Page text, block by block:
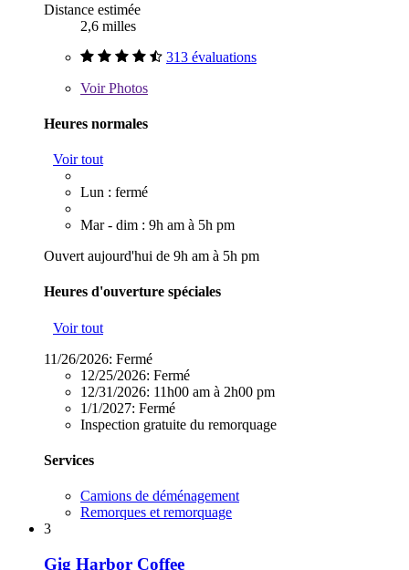
Distance estimée
2,6 milles
313 évaluations
VoirPhotos
Heures normales
Voir tout
Lun : fermé
Mar - dim : 9h am à 5h pm
Ouvert aujourd'hui de 9h am à 5h pm
Heures d'ouverture spéciales
Voir tout
11/26/2026: Fermé
12/25/2026: Fermé
12/31/2026: 11h00 am à 2h00 pm
1/1/2027: Fermé
Inspection gratuite du remorquage
Services
Camions de déménagement
Remorques et remorquage
3
Gig Harbor Coffee